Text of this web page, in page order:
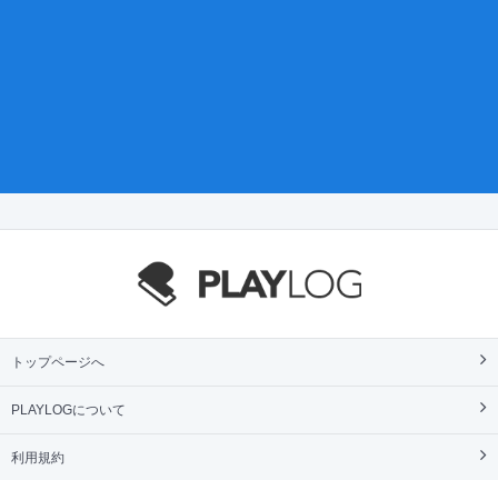
トップページへ
PLAYLOGについて
利用規約